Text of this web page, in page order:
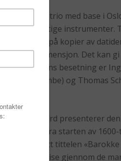
en nystartet trio med base i
på tidsriktige instrumenter.
på kopier av
ekstra dimensjon. Det kan
Trioens besetning er
Rustad (gambe) og Thomas
Trio Earlybird presenterer
musikk fra starten av
har fått tittelen
på en reise gjennom de